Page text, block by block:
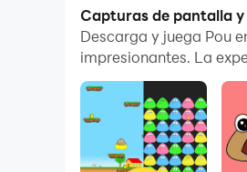
mínimo esfuerzo!
¿Tienes lo que se
¡Alimenta y cuida a
accesorios!
Capturas de pantalla y
Descarga y juega Pou
impresionantes. La